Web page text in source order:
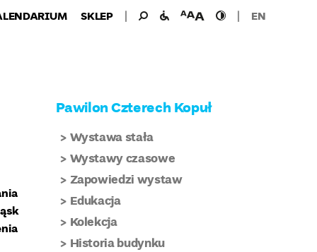
SKLEP Wyszukaj
Wyszukiwanie
dla:
udogodnieniawielkość
czcionki
wysoki
kontrast
EN
Pawilon Czterech Kopuł
Wystawa stała
Wystawy czasowe
Zapowiedzi wystaw
Edukacja
Kolekcja
Historia budynku